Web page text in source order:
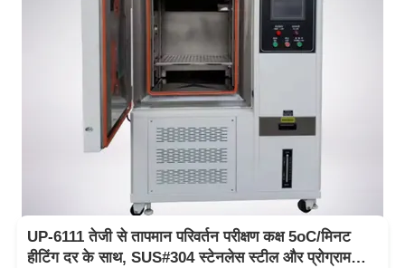
UP-6111 तेजी से तापमान परिवर्तन परीक्षण कक्ष 5oC/मिनट
हीटिंग दर के साथ, SUS#304 स्टेनलेस स्टील और प्रोग्राम